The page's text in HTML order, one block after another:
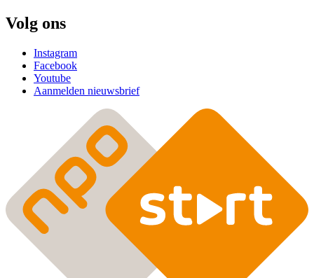
Volg ons
Instagram
Facebook
Youtube
Aanmelden nieuwsbrief